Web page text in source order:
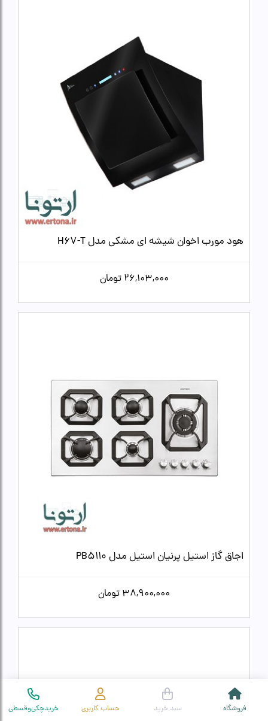
فروشگاه سبد خرید حساب کاربری خریدچکی‌وقسطی
هود مورب اخوان شیشه ای مشکی مدل H67-T
26,103,000 تومان
اجاق گاز استیل پرنیان استیل مدل PB5110
38,900,000 تومان